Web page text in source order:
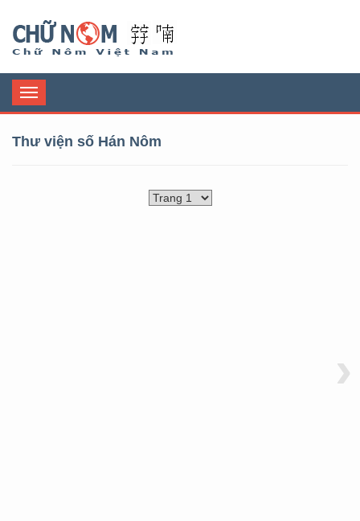
Toggle
navigation
Thư viện số Hán Nôm
›